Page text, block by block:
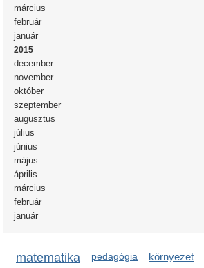
március
február
január
2015
december
november
október
szeptember
augusztus
július
június
május
április
március
február
január
matematika pedagógia környezet